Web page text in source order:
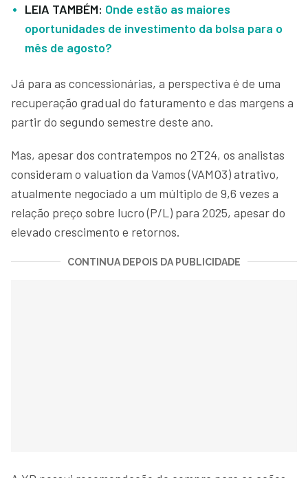
LEIA TAMBÉM: Onde estão as maiores
oportunidades de investimento da bolsa para o
mês de agosto?
Já para as concessionárias, a perspectiva é de uma
recuperação gradual do faturamento e das margens a
partir do segundo semestre deste ano.
Mas, apesar dos contratempos no 2T24, os analistas
consideram o valuation da Vamos (VAMO3) atrativo,
atualmente negociado a um múltiplo de 9,6 vezes a
relação preço sobre lucro (P/L) para 2025, apesar do
elevado crescimento e retornos.
CONTINUA DEPOIS DA PUBLICIDADE